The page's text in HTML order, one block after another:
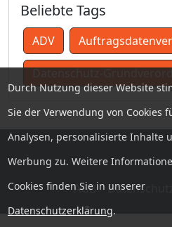
Beliebte Tags
ADV
AGB Datenschutz
Durch Nutzung dieser Website
Sie der Verwendung von Cookies
Analysen, personalisierte Inhalte
Werbung zu. Weitere
Cookies finden Sie in unserer
Datenschutzerklärung.